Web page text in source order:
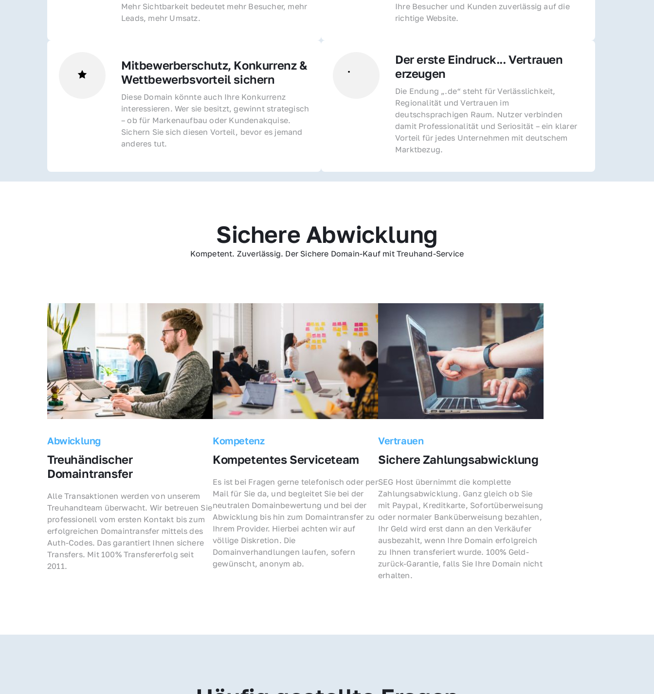
Mehr Sichtbarkeit bedeutet mehr Besucher, mehr
Leads, mehr Umsatz.
Ihre Besucher und Kunden zuverlässig auf die
richtige Website.
Mitbewerberschutz, Konkurrenz &
Wettbewerbsvorteil sichern
Diese Domain könnte auch Ihre Konkurrenz
interessieren. Wer sie besitzt, gewinnt strategisch
– ob für Markenaufbau oder Kundenakquise.
Sichern Sie sich diesen Vorteil, bevor es jemand
anderes tut.
Der erste Eindruck... Vertrauen
erzeugen
Die Endung „.de“ steht für Verlässlichkeit,
Regionalität und Vertrauen im
deutschsprachigen Raum. Nutzer verbinden
damit Professionalität und Seriosität – ein klarer
Vorteil für jedes Unternehmen mit deutschem
Marktbezug.
Sichere Abwicklung
Kompetent. Zuverlässig. Der Sichere Domain-Kauf mit Treuhand-Service
Abwicklung
Treuhändischer
Domaintransfer
Alle Transaktionen werden von unserem
Treuhandteam überwacht. Wir betreuen Sie
professionell vom ersten Kontakt bis zum
erfolgreichen Domaintransfer mittels des
Auth-Codes. Das garantiert Ihnen sichere
Transfers. Mit 100% Transfererfolg seit
2011.
Kompetenz
Kompetentes Serviceteam
Es ist bei Fragen gerne telefonisch oder per
Mail für Sie da, und begleitet Sie bei der
neutralen Domainbewertung und bei der
Abwicklung bis hin zum Domaintransfer zu
Ihrem Provider. Hierbei achten wir auf
völlige Diskretion. Die
Domainverhandlungen laufen, sofern
gewünscht, anonym ab.
Vertrauen
Sichere Zahlungsabwicklung
SEG Host übernimmt die komplette
Zahlungsabwicklung. Ganz gleich ob Sie
mit Paypal, Kreditkarte, Sofortüberweisung
oder normaler Banküberweisung bezahlen,
Ihr Geld wird erst dann an den Verkäufer
ausbezahlt, wenn Ihre Domain erfolgreich
zu Ihnen transferiert wurde. 100% Geld-
zurück-Garantie, falls Sie Ihre Domain nicht
erhalten.